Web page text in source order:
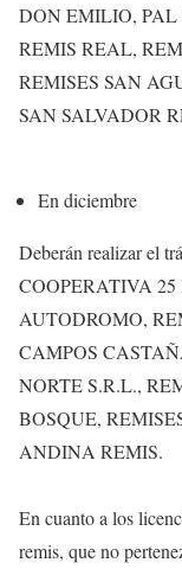
DON EMILIO, PAL
REMIS REAL,
REMISES SAN
SAN SALVADOR
En diciembre
Deberán realizar el
COOPERATIVA
AUTODROMO,
CAMPOS
NORTE S.R.L.,
BOSQUE,
ANDINA REMIS.
En cuanto a los
remis, que no